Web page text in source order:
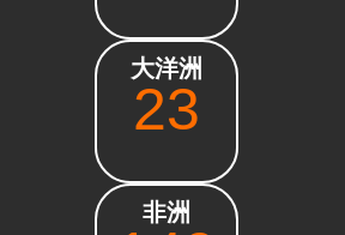
大洋洲
23
非洲